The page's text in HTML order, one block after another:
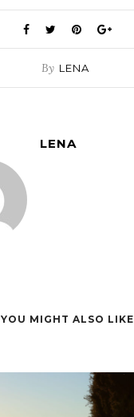
By LENA
LENA
YOU MIGHT ALSO LIKE